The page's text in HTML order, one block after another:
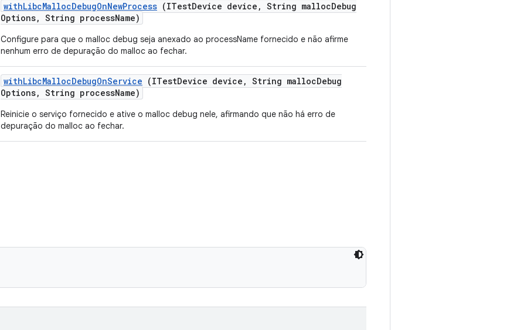
withLibcMallocDebugOnNewProcess (ITestDevice device , String mallocDebug
Options, String processName)
Configure para que o malloc debug seja anexado ao processName fornecido e não afirme
nenhum erro de depuração do malloc ao fechar.
withLibcMallocDebugOnService (ITestDevice device , String mallocDebug
Options, String processName)
Reinicie o serviço fornecido e ative o malloc debug nele, afirmando que não há erro de
depuração do malloc ao fechar.